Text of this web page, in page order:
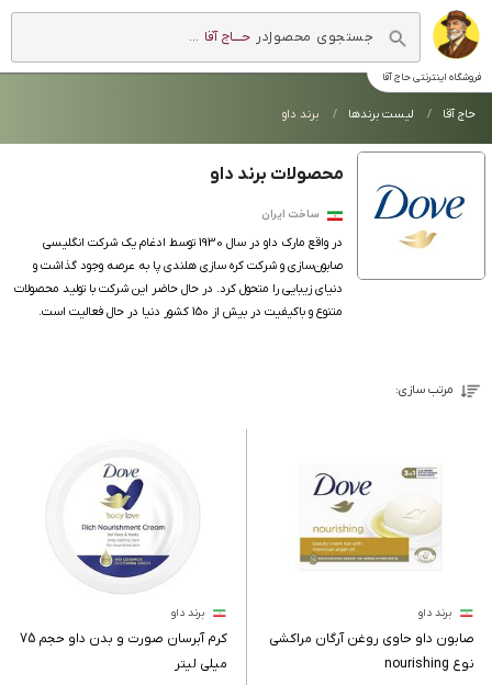
فروشگاه اینترنتیحاج آقا
در حــــاج آقا ...
حاج آقا لیست برندها برند داو
محصولات برند داو
ساخت ایران
در واقع مارک داو در سال 1930 توسط ادغام یک شرکت انگلیسی
صابون‌سازی و شرکت کره سازی هلندی پا به عرصه وجود گذاشت و
دنیای زیبایی را متحول کرد. در حال حاضر این شرکت با تولید محصولات
متنوع و باکیفیت در بیش از 150 کشور دنیا در حال فعالیت است.
مرتب سازی:
برند داو
صابون داو حاوی روغن آرگان مراکشی
نوع nourishing
برند داو
کرم آبرسان صورت و بدن داو حجم 75
میلی لیتر